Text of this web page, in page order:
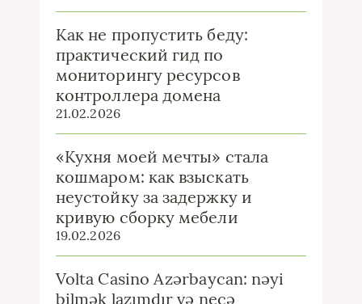
Как не пропустить беду:
практический гид по
мониторингу ресурсов
контроллера домена
21.02.2026
«Кухня моей мечты» стала
кошмаром: как взыскать
неустойку за задержку и
кривую сборку мебели
19.02.2026
Volta Casino Azərbaycan: nəyi
bilmək lazımdır və necə